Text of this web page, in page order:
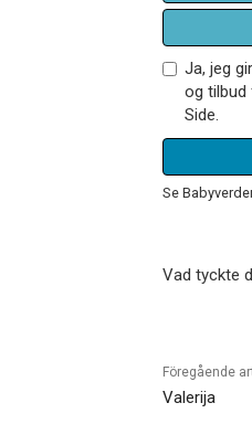
Ja, jeg
og tilbud
Side.
Se
Vad tyckte
Föregående
Valerija